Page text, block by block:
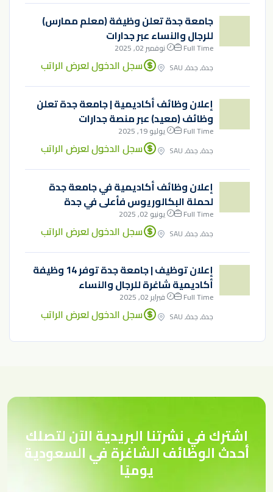
جامعة جدة تعلن وظيفة (معلم ممارس)
للرجال والنساء عبر جدارات
Full Time
نوفمبر 02, 2025
جدة, جدة, SAU
سجل الدخول لعرض الراتب
إعلان وظائف أكاديمية | جامعة جدة تعلن
وظائف (معيد) عبر منصة جدارات
Full Time
يوليو 19, 2025
جدة, جدة, SAU
سجل الدخول لعرض الراتب
إعلان وظائف أكاديمية في جامعة جدة
لحملة البكالوريوس فأعلى في جدة
Full Time
يونيو 02, 2025
جدة, جدة, SAU
سجل الدخول لعرض الراتب
إعلان توظيف | جامعة جدة توفر 14 وظيفة
أكاديمية شاغرة للرجال والنساء
Full Time
فبراير 02, 2025
جدة, جدة, SAU
سجل الدخول لعرض الراتب
اشترك في نشرتنا البريدية الآن لتصلك
أحدث الوظائف الشاغرة في السعودية
يوميًا